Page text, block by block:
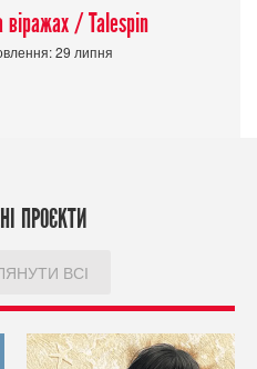
віражах / Talespin
29 липня
ПРОЄКТИ
ВСІ